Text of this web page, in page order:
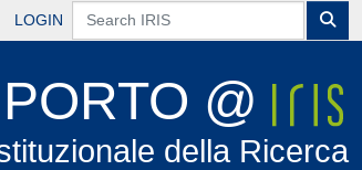
LOGIN
PORTO @
della Ricerca